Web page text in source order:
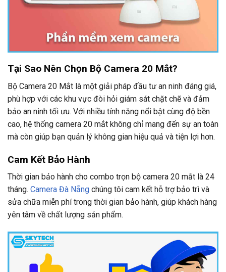
Tại Sao Nên Chọn Bộ Camera 20 Mắt?
Bộ Camera 20 Mắt là một giải pháp đầu tư an ninh đáng giá,
phù hợp với các khu vực đòi hỏi giám sát chặt chẽ và đảm
bảo an ninh tối ưu. Với nhiều tính năng nổi bật cùng độ bền
cao, hệ thống camera 20 mắt không chỉ mang đến sự an toàn
mà còn giúp bạn quản lý không gian hiệu quả và tiện lợi hơn.
Cam Kết Bảo Hành
Thời gian bảo hành cho combo trọn bộ camera 20 mắt là 24
tháng. Camera Đà Nẵng chúng tôi cam kết hỗ trợ bảo trì và
sửa chữa miễn phí trong thời gian bảo hành, giúp khách hàng
yên tâm về chất lượng sản phẩm.